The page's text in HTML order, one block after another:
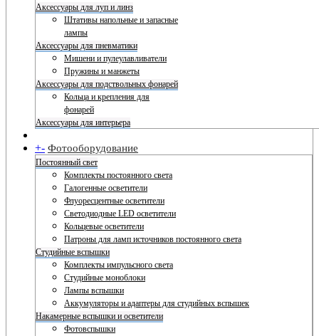
Аксессуары для луп и линз
Штативы напольные и запасные
лампы
Аксессуары для пневматики
Мишени и пулеулавливатели
Пружины и манжеты
Аксессуары для подствольных фонарей
Кольца и крепления для
фонарей
Аксессуары для интерьера
+- Фотооборудование
Постоянный свет
Комплекты постоянного света
Галогенные осветители
Флуоресцентные осветители
Светодиодные LED осветители
Кольцевые осветители
Патроны для ламп источников постоянного света
Студийные вспышки
Комплекты импульсного света
Студийные моноблоки
Лампы вспышки
Аккумуляторы и адаптеры для студийных вспышек
Накамерные вспышки и осветители
Фотовспышки